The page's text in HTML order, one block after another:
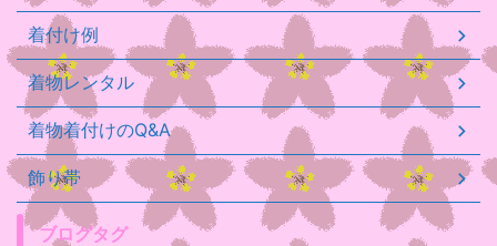
着付け例
着物レンタル
着物着付けのQ&A
飾り帯
ブログタグ